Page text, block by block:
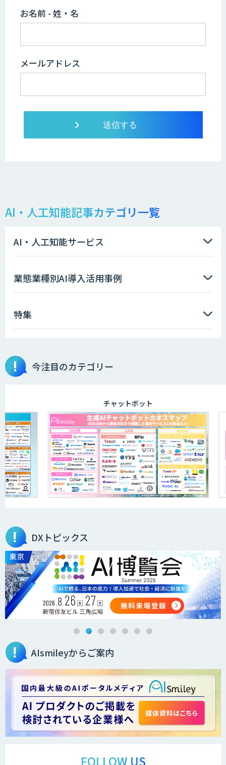
お名前 - 姓・名
メールアドレス
AI・人工知能記事カテゴリ一覧
AI・人工知能サービス
業態業種別AI導入活用事例
特集
今注目のカテゴリー
チャットボット
DXトピックス
AIsmileyからご案内
FOLLOW US